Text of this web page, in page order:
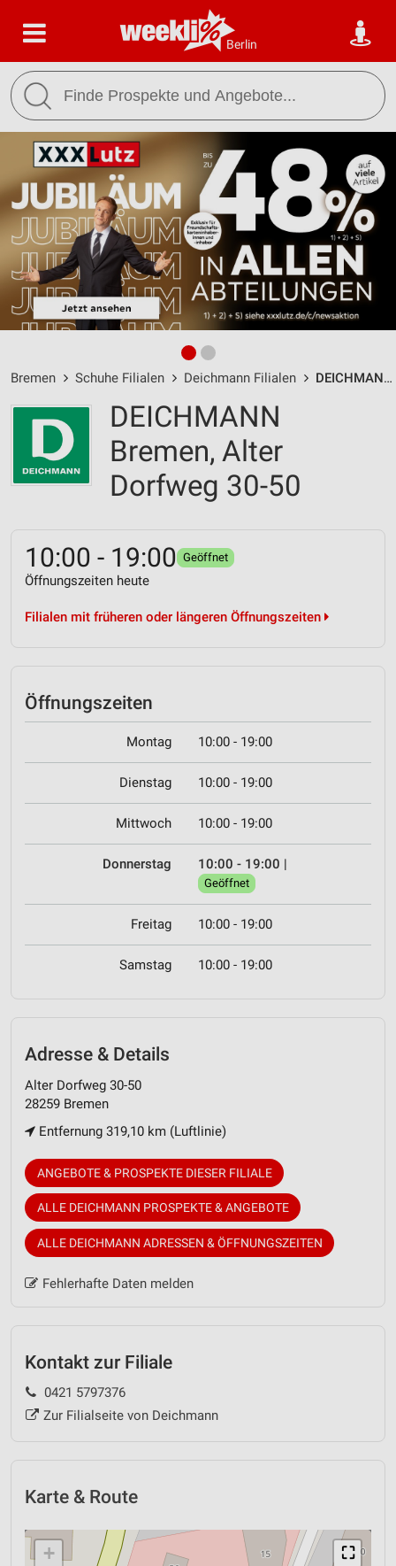
Berlin
Bremen Schuhe Filialen Deichmann Filialen DEICHMANN Bremen / Alter Dorfweg 30-50 - Öffnungszeiten & Adresse
DEICHMANN
Bremen, Alter
Dorfweg 30-50
10:00 - 19:00 Geöffnet
Öffnungszeiten heute
Filialen mit früheren oder längeren Öffnungszeiten
Öffnungszeiten
Montag 10:00 - 19:00
Dienstag 10:00 - 19:00
Mittwoch 10:00 - 19:00
Donnerstag 10:00 - 19:00 |
Geöffnet
Freitag 10:00 - 19:00
Samstag 10:00 - 19:00
Adresse & Details
Alter Dorfweg 30-50
28259 Bremen
Entfernung 319,10 km (Luftlinie)
ANGEBOTE & PROSPEKTE DIESER FILIALE
ALLE DEICHMANN PROSPEKTE & ANGEBOTE
ALLE DEICHMANN ADRESSEN & ÖFFNUNGSZEITEN
Fehlerhafte Daten melden
Kontakt zur Filiale
0421 5797376
Zur Filialseite von Deichmann
Karte & Route
⛶
+